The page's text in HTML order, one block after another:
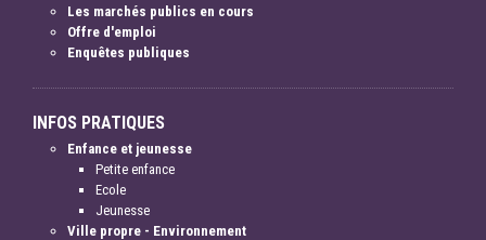
Les marchés publics en cours
Offre d'emploi
Enquêtes publiques
INFOS PRATIQUES
Enfance et jeunesse
Petite enfance
Ecole
Jeunesse
Ville propre - Environnement